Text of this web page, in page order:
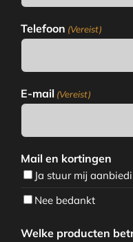
Telefoon (Vereist)
E-mail (Vereist)
Mail en kortingen
Ja stuur mij
Nee bedankt
Welke producten